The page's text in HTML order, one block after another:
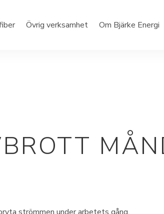
Övrig verksamhet Om Bjärke Energi